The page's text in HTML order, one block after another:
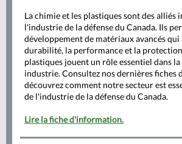
La chimie et les plastiques sont des alliés
l'industrie de la défense du Canada. Ils
développement de matériaux avancés
durabilité, la performance et la
plastiques jouent un rôle essentiel dans
industrie. Consultez nos dernières
découvrez comment notre secteur est
de l'industrie de la défense du Canada.
Lire la fiche d'information.